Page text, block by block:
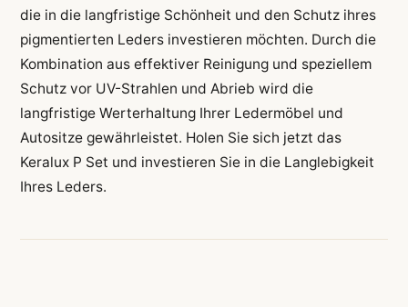
die in die langfristige Schönheit und den Schutz ihres
pigmentierten Leders investieren möchten. Durch die
Kombination aus effektiver Reinigung und speziellem
Schutz vor UV-Strahlen und Abrieb wird die
langfristige Werterhaltung Ihrer Ledermöbel und
Autositze gewährleistet. Holen Sie sich jetzt das
Keralux P Set und investieren Sie in die Langlebigkeit
Ihres Leders.